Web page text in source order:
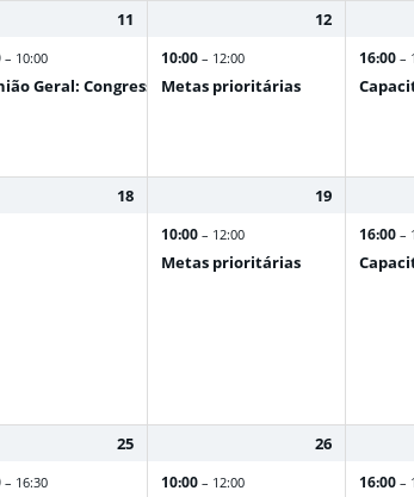
DA TRIPARTITE DE SETEMBRO REFERENTE AO
11
– 10:00
Geral: Congresso Internacional de Direito
12
10:00 – 12:00
Metas prioritárias
16:00 –
Técnica de Assuntos Jurídicos (CTAJ)
18 19
10:00 – 12:00
Metas prioritárias
16:00 –
25
– 16:30
26
10:00 – 12:00 16:00 –